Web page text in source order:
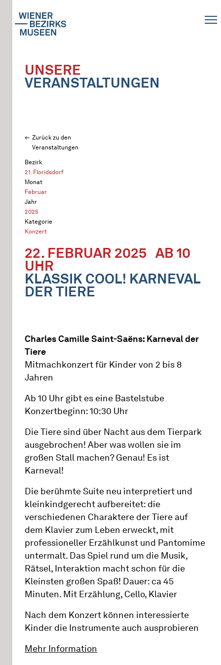
UNSERE
VERANSTALTUNGEN
Zurück zu den
Veranstaltungen
Bezirk
21. Floridsdorf
Monat
Februar
Jahr
2025
Kategorie
Konzert
22. FEBRUAR 2025 AB 10
UHR
KLASSIK COOL! KARNEVAL
DER TIERE
Charles Camille Saint-Saëns: Karneval der
Tiere
Mitmachkonzert für Kinder von 2 bis 8
Jahren
Ab 10 Uhr gibt es eine Bastelstube
Konzertbeginn: 10:30 Uhr
Die Tiere sind über Nacht aus dem Tierpark
ausgebrochen! Aber was wollen sie im
großen Stall machen? Genau! Es ist
Karneval!
Die berühmte Suite neu interpretiert und
kleinkindgerecht aufbereitet: die
verschiedenen Charaktere der Tiere auf
dem Klavier zum Leben erweckt, mit
professioneller Erzählkunst und Pantomime
untermalt. Das Spiel rund um die Musik,
Rätsel, Interaktion macht schon für die
Kleinsten großen Spaß! Dauer: ca 45
Minuten. Mit Erzählung, Cello, Klavier
Nach dem Konzert können interessierte
Kinder die Instrumente auch ausprobieren
Mehr Information